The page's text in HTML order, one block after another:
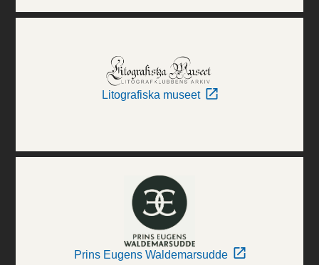
Litografiska museet
Prins Eugens Waldemarsudde